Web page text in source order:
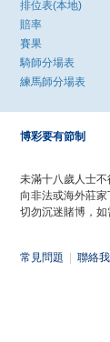
排位表(本地)
賠率
賽果
騎師分場表
練馬師分場表
博彩要有節制
未滿十八歲人士不
向非法或海外莊家
切勿沉迷賭博，如
常見問題 聯絡